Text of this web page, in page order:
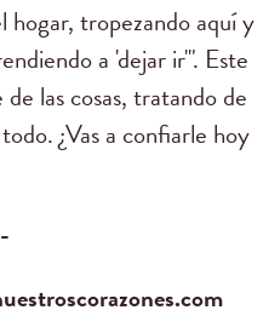
hogar, tropezando aquí y
a 'dejar ir'". Este
las cosas, tratando de
¿Vas a confiarle hoy